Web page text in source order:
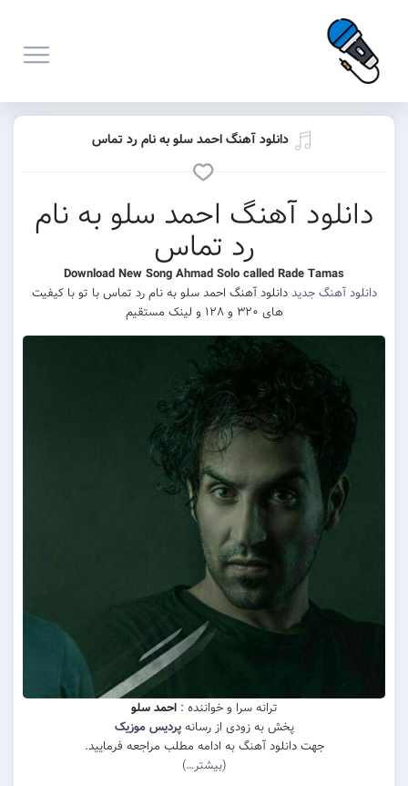
دانلود آهنگ احمد سلو به نام رد تماس
دانلود آهنگ احمد سلو به نام
رد تماس
Download New Song Ahmad Solo called Rade Tamas
دانلود آهنگ جدیددانلود آهنگ احمد سلو به نام رد تماس با تو با کیفیت
های ۳۲۰ و ۱۲۸ و لینک مستقیم
ترانه سرا و خواننده :احمد سلو
پخش به زودی از رسانهپردیس موزیک
جهت دانلود آهنگ به ادامه مطلب مراجعه فرمایید.
(بیشتر…)